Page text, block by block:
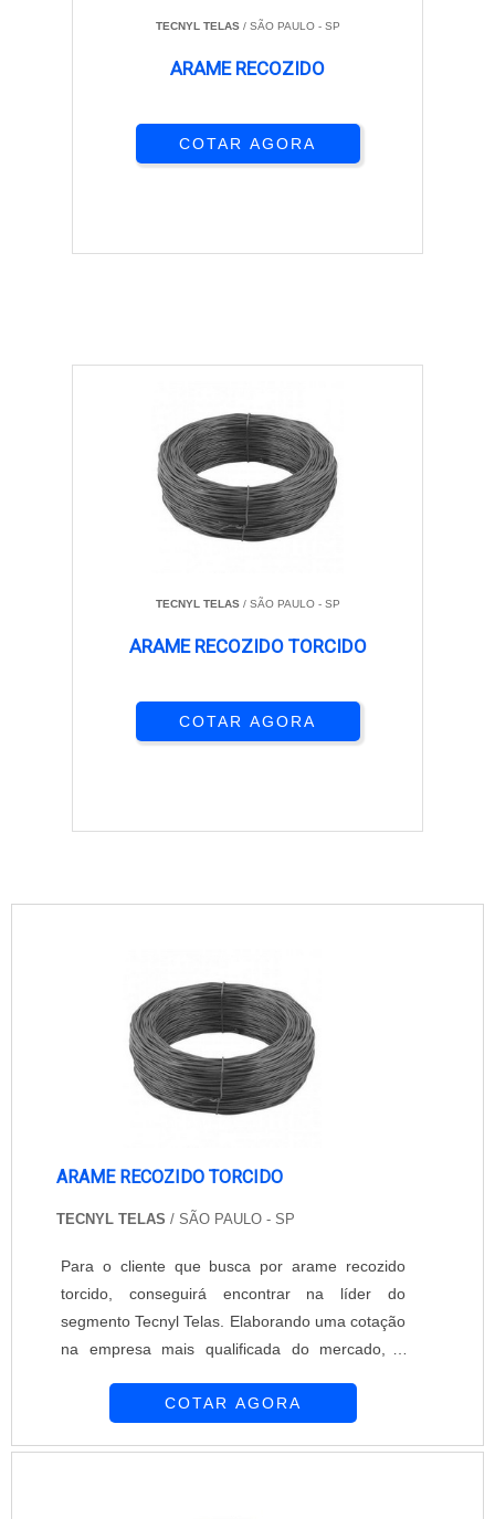
TECNYL TELAS/ SÃO PAULO - SP
ARAME RECOZIDO
COTAR AGORA
TECNYL TELAS/ SÃO PAULO - SP
ARAME RECOZIDO TORCIDO
COTAR AGORA
ARAME RECOZIDO TORCIDO
TECNYL TELAS / SÃO PAULO - SP
Para o cliente que busca por arame recozido
torcido, conseguirá encontrar na líder do
segmento Tecnyl Telas. Elaborando uma cotação
na empresa mais qualificada do mercado, é
mais competente do ramo.É importante lembrar
COTAR AGORA